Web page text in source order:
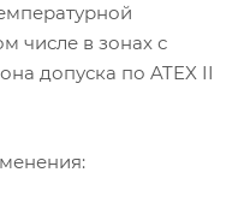
числе в зонах с
допуска по ATEX II